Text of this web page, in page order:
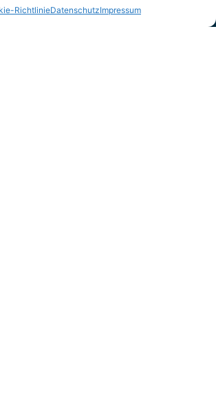
RichtlinieDatenschutzImpressum